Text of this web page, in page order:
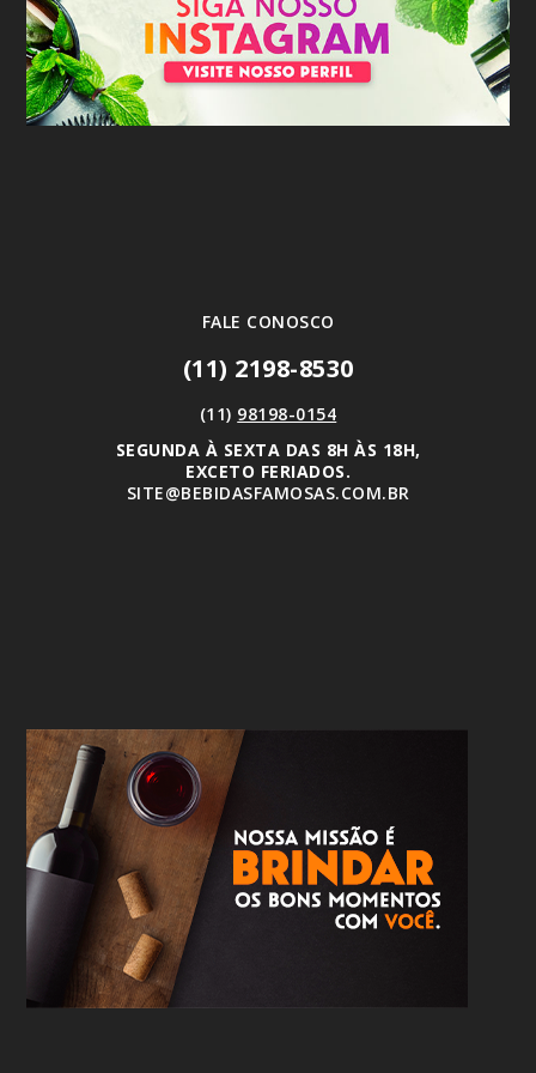
FALE CONOSCO
(11) 2198-8530
(11) 98198-0154
SEGUNDA À SEXTA DAS 8H ÀS 18H,
EXCETO FERIADOS.
SITE@BEBIDASFAMOSAS.COM.BR